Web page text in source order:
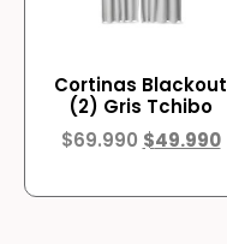
Cortinas Blackout
(2) Gris Tchibo
$69.990 $49.990